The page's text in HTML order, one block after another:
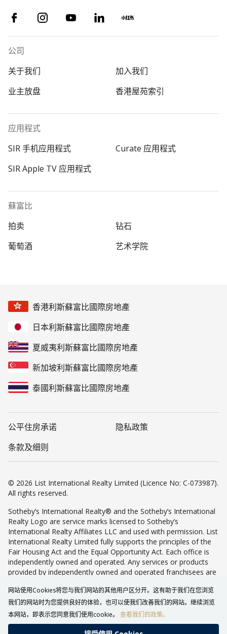
公司
关于我们
加入我们
业主放盘
香港屋苑索引
应用程式
SIR 手机应用程式
Curate 应用程式
SIR Apple TV 应用程式
蘇富比
拍卖
钻石
葡萄酒
艺术学院
香港利斯蘇富比國際房地產
日本利斯蘇富比國際房地產
夏威夷利斯蘇富比國際房地產
新加坡利斯蘇富比國際房地產
泰國利斯蘇富比國際房地產
公平住房承诺
隐私政策
条款及细则
© 2026 List International Realty Limited (Licence No: C-073987).
All rights reserved.
Sotheby’s International Realty® and the Sotheby’s International
Realty Logo are service marks licensed to Sotheby’s
International Realty Affiliates LLC and used with permission. List
International Realty Limited fully supports the principles of the
Fair Housing Act and the Equal Opportunity Act. Each office is
independently owned and operated. Any services or products
provided by independently owned and operated franchisees are
International Realty Affiliates LLC nor any of its affiliated
companies.
网站使用Cookies将您与我们网站的其他用户区分开。这有助于我们在您浏览
我们的网站时为您提供良好的体验，也可以使我们改善我们的网站。继续浏览
本网站，即表示您同意我们使用cookie。 查看我们的政策。